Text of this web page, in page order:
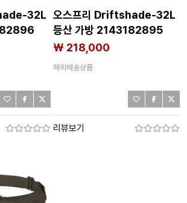
32L 오스프리 Driftshade-32L
등산 가방 2143182895
₩ 218,000
해외배송상품
리뷰보기